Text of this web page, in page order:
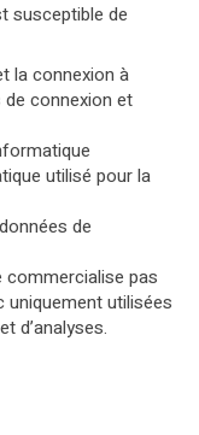
susceptible de
la connexion à
de connexion et
utilisé pour la
de
pas
utilisées
d’analyses.